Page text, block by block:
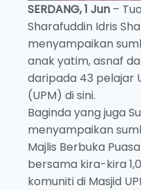
SERDANG, 1 Jun –
Sharafuddin Idris
menyampaikan
anak yatim, asnaf
daripada 43 pelajar
(UPM) di sini.
Baginda yang juga
menyampaikan
Majlis Berbuka
bersama kira-kira
komuniti di Masjid